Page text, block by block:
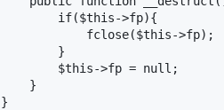
        if($this->fp){
            fclose($this->fp);
        }
        $this->fp = null;
    }
}